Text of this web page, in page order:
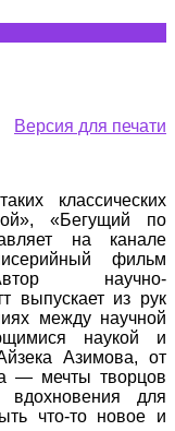
Версия для печати
классических
«Бегущий по
на канале
фильм
Автор научно-
выпускает из рук
между научной
наукой и
Азимова, от
— мечты творцов
вдохновения для
что-то новое и